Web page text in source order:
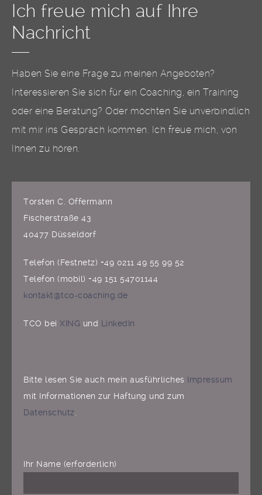
Ich freue mich auf Ihre
Nachricht
Haben Sie eine Frage zu meinen Angeboten?
Interessieren Sie sich für ein Coaching, ein Training
oder eine Beratung? Oder möchten Sie unverbindlich
mit mir ins Gespräch kommen. Ich freue mich, von
Ihnen zu hören.
Torsten C. Offermann
Fischerstraße 43
40477 Düsseldorf
Telefon (Festnetz) +49 0211 49 55 99 52
Telefon (mobil) +49 151 54701144
kontakt@tco-coaching.de
TCO bei XING und LinkedIn
Bitte lesen Sie auch mein ausführliches Impressum
mit Informationen zur Haftung und zum
Datenschutz
Ihr Name (erforderlich)